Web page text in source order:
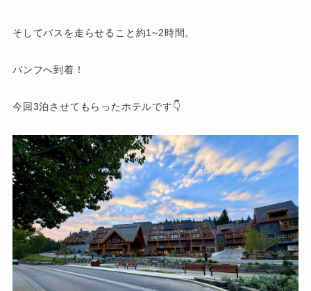
そしてバスを走らせること約1~2時間。
バンフへ到着！
今回3泊させてもらったホテルです👇️